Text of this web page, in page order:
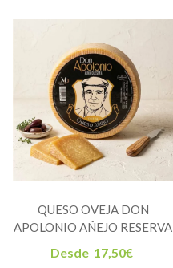
QUESO OVEJA DON
APOLONIO AÑEJO RESERVA
Desde 17,50€